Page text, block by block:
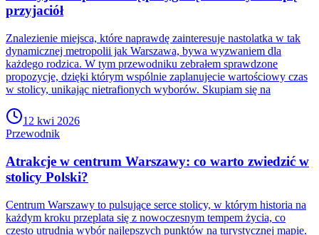
przyjaciół
Znalezienie miejsca, które naprawdę zainteresuje nastolatka w tak
dynamicznej metropolii jak Warszawa, bywa wyzwaniem dla
każdego rodzica. W tym przewodniku zebrałem sprawdzone
propozycje, dzięki którym wspólnie zaplanujecie wartościowy czas
w stolicy, unikając nietrafionych wyborów. Skupiam się na
12 kwi 2026
Przewodnik
Atrakcje w centrum Warszawy: co warto zwiedzić w
stolicy Polski?
Centrum Warszawy to pulsujące serce stolicy, w którym historia na
każdym kroku przeplata się z nowoczesnym tempem życia, co
często utrudnia wybór najlepszych punktów na turystycznej mapie.